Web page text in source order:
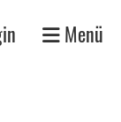
Menü